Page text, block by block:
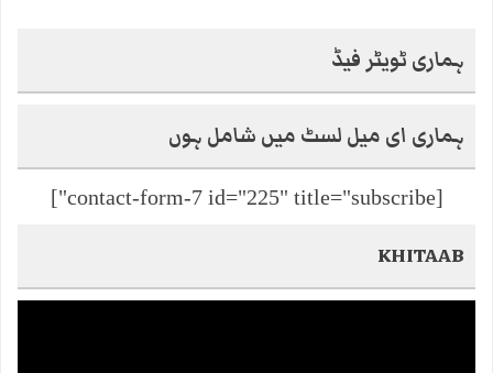
ہماری ٹویٹر فیڈ
ہماری ای میل لسٹ میں شامل ہوں
[contact-form-7 id="225" title="subscribe"]
KHITAAB